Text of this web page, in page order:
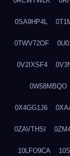
0SA9HP4L
0TWV72OF
0V2IXSF4
0W58MBQO
0X4GG1J6
0ZAVTHSI
10LFO9CA